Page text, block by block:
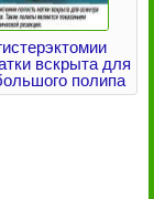
вскрыта для
полипа